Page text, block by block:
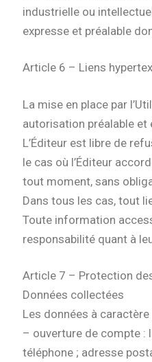
industrielle ou
expresse et préalable
Article 6 – Liens
La mise en place par
autorisation préalable et
L’Éditeur est libre de
le cas où l’Éditeur
tout moment, sans
Dans tous les cas, tout
Toute information
responsabilité quant à
Article 7 – Protection
Données collectées
Les données à
– ouverture de compte :
téléphone ; adresse